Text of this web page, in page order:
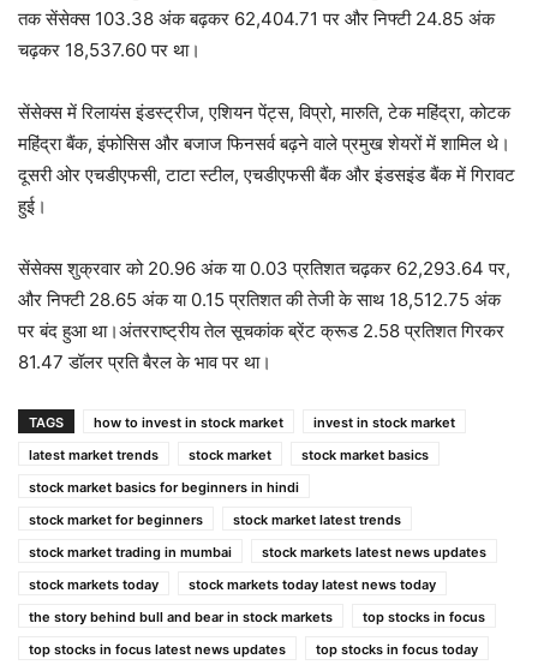
तक सेंसेक्स 103.38 अंक बढ़कर 62,404.71 पर और निफ्टी 24.85 अंक
चढ़कर 18,537.60 पर था।
सेंसेक्स में रिलायंस इंडस्ट्रीज, एशियन पेंट्स, विप्रो, मारुति, टेक महिंद्रा, कोटक
महिंद्रा बैंक, इंफोसिस और बजाज फिनसर्व बढ़ने वाले प्रमुख शेयरों में शामिल थे।
दूसरी ओर एचडीएफसी, टाटा स्टील, एचडीएफसी बैंक और इंडसइंड बैंक में गिरावट
हुई।
सेंसेक्स शुक्रवार को 20.96 अंक या 0.03 प्रतिशत चढ़कर 62,293.64 पर,
और निफ्टी 28.65 अंक या 0.15 प्रतिशत की तेजी के साथ 18,512.75 अंक
पर बंद हुआ था।अंतरराष्ट्रीय तेल सूचकांक ब्रेंट क्रूड 2.58 प्रतिशत गिरकर
81.47 डॉलर प्रति बैरल के भाव पर था।
TAGS how to invest in stock market
invest in stock market
latest market trends
stock market
stock market basics
stock market basics for beginners in hindi
stock market for beginners
stock market latest trends
stock market trading in mumbai
stock markets latest news updates
stock markets today
stock markets today latest news today
the story behind bull and bear in stock markets
top stocks in focus
top stocks in focus latest news updates
top stocks in focus today